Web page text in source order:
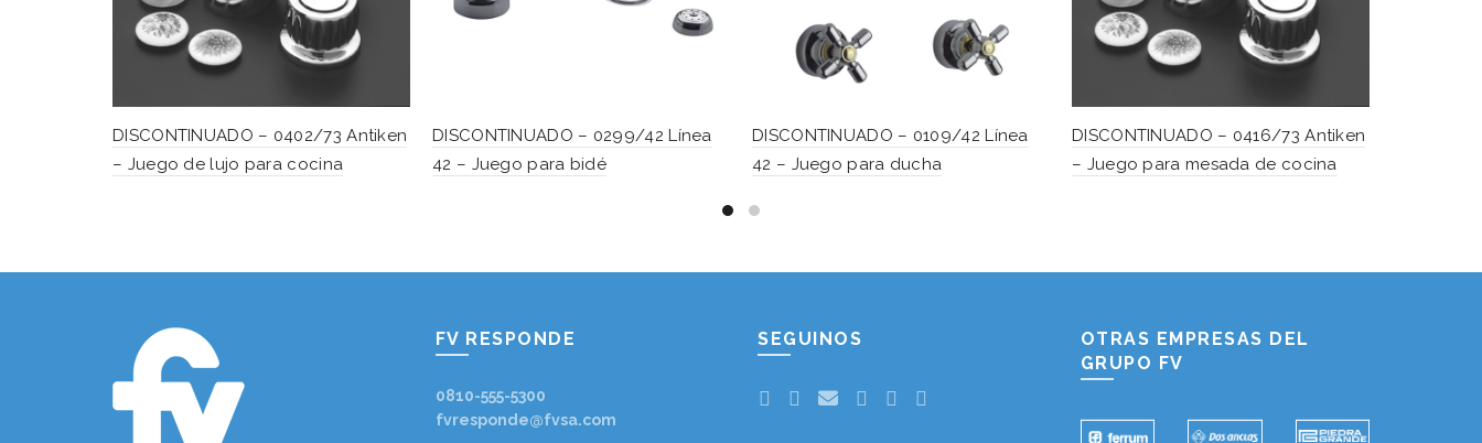
DISCONTINUADO – 0402/73 Antiken
– Juego de lujo para cocina
DISCONTINUADO – 0299/42 Línea
42 – Juego para bidé
DISCONTINUADO – 0109/42 Línea
42 – Juego para ducha
DISCONTINUADO – 0416/73 Antiken
– Juego para mesada de cocina
FV RESPONDE
0810-555-5300
fvresponde@fvsa.com
SEGUINOS
OTRAS EMPRESAS DEL
GRUPO FV